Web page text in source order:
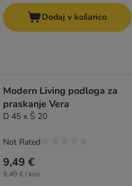
Dodaj v košarico
Modern Living podloga za
praskanje Vera
D 45 x Š 20
9,49 €
9,49 € / kos
Not Rated